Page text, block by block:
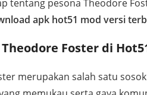
tentang pesona Theodore
apk hot51 mod versi
Foster di
merupakan salah satu